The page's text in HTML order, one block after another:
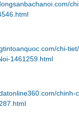
chi-
1461259.html